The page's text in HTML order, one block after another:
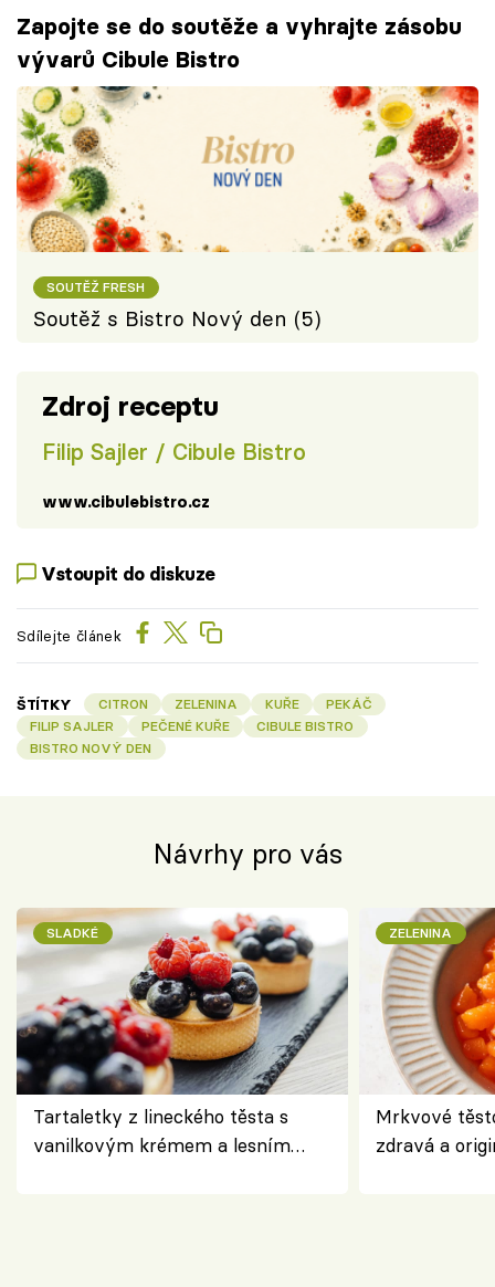
Zapojte se do soutěže a vyhrajte zásobu
vývarů Cibule Bistro
SOUTĚŽ FRESH
Soutěž s Bistro Nový den (5)
Zdroj receptu
Filip Sajler / Cibule Bistro
www.cibulebistro.cz
Vstoupit do diskuze
Sdílejte článek
ŠTÍTKY CITRON ZELENINA KUŘE
PEKÁČ
FILIP SAJLER
PEČENÉ KUŘE
CIBULE BISTRO
BISTRO NOVÝ DEN
Návrhy pro vás
SLADKÉ
Tartaletky z lineckého těsta s
vanilkovým krémem a lesním
ZELENINA
Mrkvové
zdravá a